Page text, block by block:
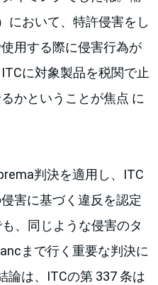
において、特許侵害をし
用する際に侵害行為が
に対象製品を税関で止
かということが焦点 に
判決を適用し、ITC
害に基づく違反を認定
、同じような侵害のタ
まで行く重要な判決に
論は、ITCの第 337 条は